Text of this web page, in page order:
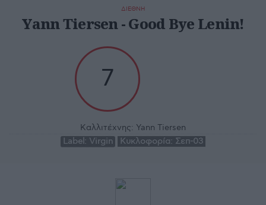
ΔΙΕΘΝΗ
Yann Tiersen - Good Bye Lenin!
7
Καλλιτέχνης: Yann Tiersen
Label: Virgin Κυκλοφορία: Σεπ-03